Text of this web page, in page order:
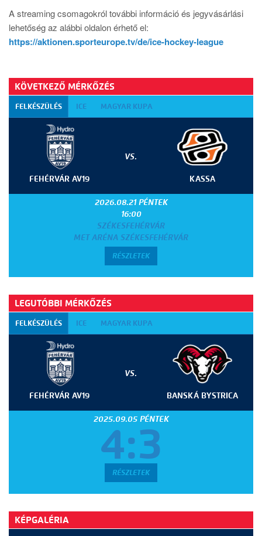
A streaming csomagokról további információ és jegyvásárlási
lehetőség az alábbi oldalon érhető el:
https://aktionen.sporteurope.tv/de/ice-hockey-league
KÖVETKEZŐ MÉRKŐZÉS
FELKÉSZÜLÉS ICE MAGYAR KUPA
FEHÉRVÁR AV19
VS.
KASSA
2026.08.21 PÉNTEK
16:00
SZÉKESFEHÉRVÁR
MET ARÉNA SZÉKESFEHÉRVÁR
RÉSZLETEK
LEGUTÓBBI MÉRKŐZÉS
FELKÉSZÜLÉS ICE MAGYAR KUPA
FEHÉRVÁR AV19
VS.
BANSKÁ BYSTRICA
2025.09.05 PÉNTEK
4:3
RÉSZLETEK
KÉPGALÉRIA